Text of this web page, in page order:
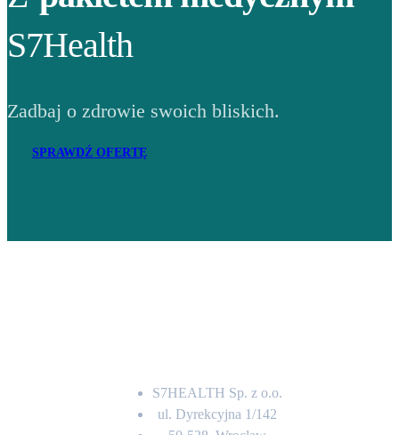
S7Health
Zadbaj o zdrowie swoich bliskich.
SPRAWDŹ OFERTĘ
S7HEALTH Sp. z o.o.
ul. Dyrekcyjna 1/142